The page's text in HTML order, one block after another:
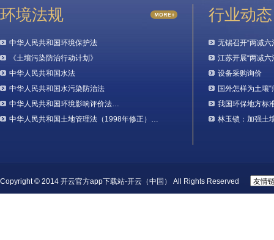
环境法规
中华人民共和国环境保护法
《土壤污染防治行动计划》
中华人民共和国水法
中华人民共和国水污染防治法
中华人民共和国环境影响评价法…
中华人民共和国土地管理法（1998年修正）…
行业动态
无锡召开“两减
江苏开展“两减
设备采购询价
国外怎样为土壤“
我国环保地方标
林玉锁：加强土
Copyright © 2014 开云官方app下载站-开云（中国） All Rights Reserved